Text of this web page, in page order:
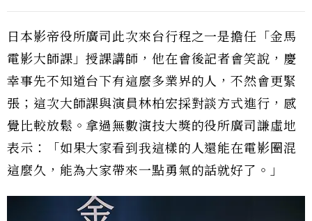
日本影帝役所廣司此次來台行程之一是擔任「金馬
電影大師課」授課講師，他在會後記者會笑說，慶
幸事先不知道台下有這麼多業界的人，不然會更緊
張；這次大師課與演員林柏宏採對談方式進行，感
覺比較放鬆。拿過無數演技大獎的役所廣司謙虛地
表示：「如果大家看到我這樣的人還能在電影圈混
這麼久，能為大家帶來一點勇氣的話就好了。」